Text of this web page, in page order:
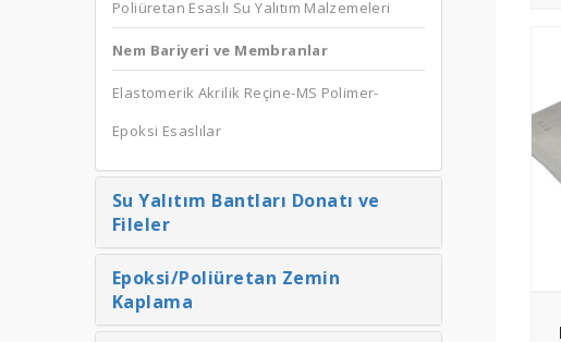
Poliüretan Esaslı Su Yalıtım Malzemeleri
Nem Bariyeri ve Membranlar
Elastomerik Akrilik Reçine-MS Polimer-
Epoksi Esaslılar
Su Yalıtım Bantları Donatı ve
Fileler
Epoksi/Poliüretan Zemin
Kaplama